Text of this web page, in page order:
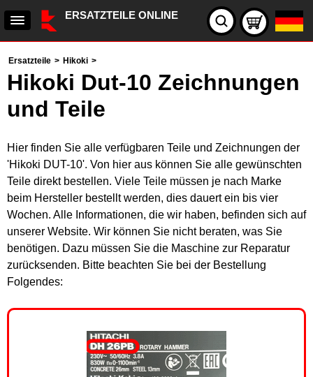
ERSATZTEILE ONLINE
Ersatzteile > Hikoki >
Hikoki Dut-10 Zeichnungen
und Teile
Hier finden Sie alle verfügbaren Teile und Zeichnungen der
'Hikoki DUT-10'. Von hier aus können Sie alle gewünschten
Teile direkt bestellen. Viele Teile müssen je nach Marke
beim Hersteller bestellt werden, dies dauert ein bis vier
Wochen. Alle Informationen, die wir haben, befinden sich auf
unserer Website. Wir können Sie nicht beraten, was Sie
benötigen. Dazu müssen Sie die Maschine zur Reparatur
zurücksenden. Bitte beachten Sie bei der Bestellung
Folgendes: